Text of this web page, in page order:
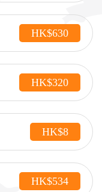
HK$630
HK$320
HK$8
HK$534